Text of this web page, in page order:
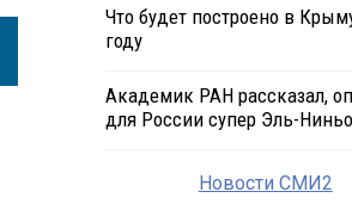
Что будет построено в
году
Академик РАН рассказал,
для России супер Эль-Ниньо
Новости СМИ2